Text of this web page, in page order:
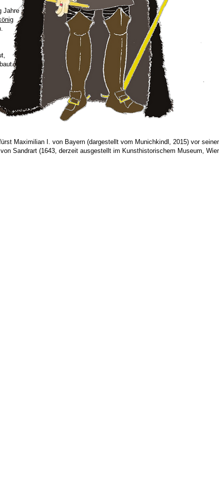
Jahre
Maximilian I. von Bayern (dargestellt vom Munichkindl, 2015) vor
Sandrart (1643, derzeit ausgestellt im Kunsthistorischem Museum,